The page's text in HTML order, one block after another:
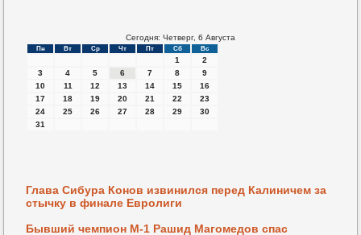
Сегодня: Четверг, 6 Августа
Пн Вт Ср Чт Пт Сб Вс
1
2
3
4 5 6 7 8
9
10
11 12 13 14 15
16
17
18 19 20 21 22
23
24
25 26 27 28 29
30
31
Глава Сибура Конов извинился перед Калиничем за
стычку в финале Евролиги
Бывший чемпион M-1 Рашид Магомедов спас